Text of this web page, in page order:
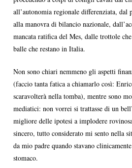
all’autonomia regionale differenziata, dal
alla manovra di bilancio nazionale,
mancata ratifica del Mes, dalle trottole
balle che restano in Italia.
Non sono chiari nemmeno gli aspetti
(faccio tanta fatica a chiamarlo così:
scaravolterà nella tomba), mentre sono
mediatici: non vorrei si trattasse di un
migliore delle ipotesi a implodere
sincero, tutto considerato mi sento nella
da mio padre quando stavano
stomaco.